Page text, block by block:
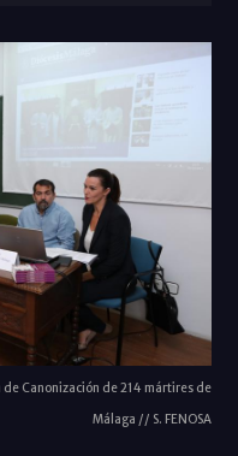
Canonización de 214 mártires de
Málaga // S. FENOSA